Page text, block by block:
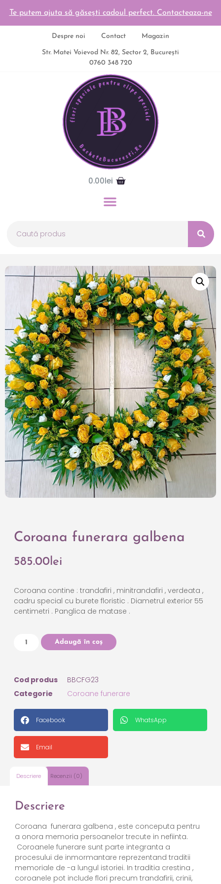
Te putem ajuta să găsești cadoul perfect. Contacteaza-ne
Despre noi Contact Magazin
Str. Matei Voievod Nr. 82, Sector 2, București
0760 348 720
0.00lei
Coroana funerara galbena
585.00lei
Coroana contine : trandafiri , minitrandafiri , verdeata ,
cadru special cu burete floristic . Diametrul exterior 55
centimetri . Panglica de matase .
Adaugă în coș
Cod produs
BBCFG23
Categorie
Coroane funerare
Facebook WhatsApp
Email
Descriere Recenzii (0)
Descriere
Coroana funerara galbena , este conceputa pentru
a onora memoria persoanelor trecute in nefiinta.
Coroanele funerare sunt parte integranta a
procesului de inmormantare reprezentand traditii
memoriale de -a lungul istoriei. In traditia crestina ,
coroanele pot include flori precum trandafirii, crinii,